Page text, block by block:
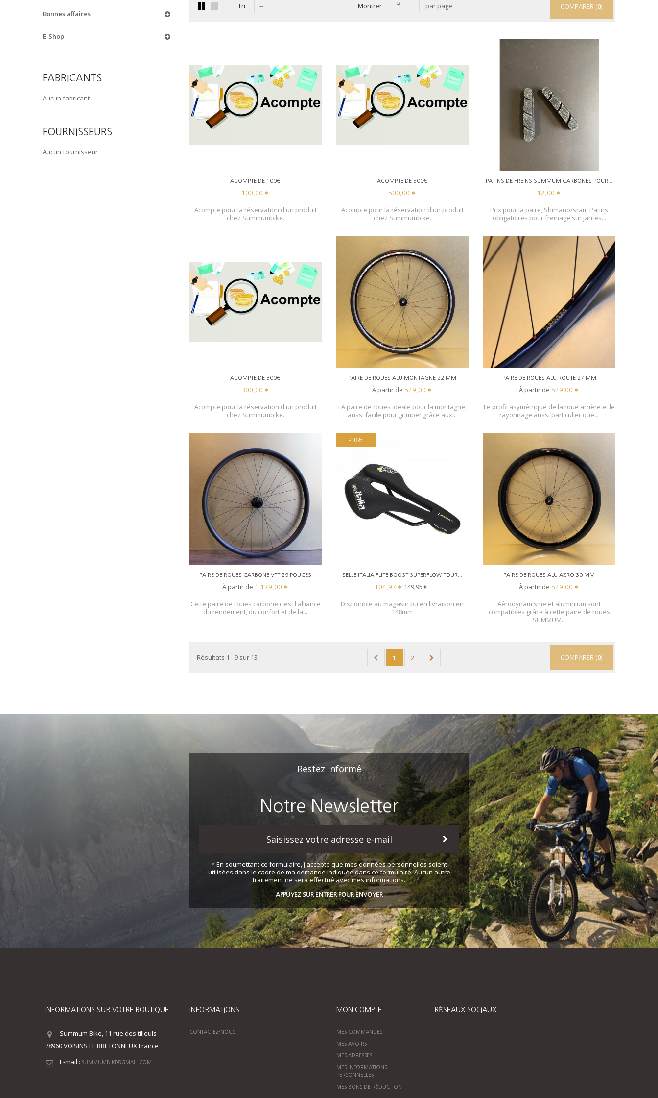
Bonnes affaires
E-Shop
FABRICANTS
Aucun fabricant
FOURNISSEURS
Aucun fournisseur
Tri -- Montrer 9 par page COMPARER (0)
ACOMPTE DE 100€
100,00 €
Acompte pour la réservation d'un produit
chez Summumbike.
ACOMPTE DE 500€
500,00 €
Acompte pour la réservation d'un produit
chez Summumbike.
AJOUTER AU PANIER
PATINS DE FREINS SUMMUM CARBONES POUR...
12,00 €
Prix pour la paire, Shimano/sram Patins
obligatoires pour freinage sur jantes...
ACOMPTE DE 300€
300,00 €
Acompte pour la réservation d'un produit
chez Summumbike.
PAIRE DE ROUES ALU MONTAGNE 22 MM
À partir de 529,00 €
LA paire de roues idéale pour la montagne,
aussi facile pour grimper grâce aux...
PAIRE DE ROUES ALU ROUTE 27 MM
À partir de 529,00 €
Le profil asymétrique de la roue arrière et le
rayonnage aussi particulier que...
PAIRE DE ROUES CARBONE VTT 29 POUCES
À partir de 1 179,00 €
Cette paire de roues carbone c'est l'alliance
du rendement, du confort et de la...
-30%
RUPTURE DE STOCK
SELLE ITALIA FLITE BOOST SUPERFLOW TOUR...
104,97 € 149,95 €
Disponible au magasin ou en livraison en
148mm
PAIRE DE ROUES ALU AÉRO 30 MM
À partir de 529,00 €
Aérodynamisme et aluminium sont
compatibles grâce à cette paire de roues
SUMMUM...
COMPARER (0)
1 2
Résultats 1 - 9 sur 13.
Restez informé
Notre Newsletter
* En soumettant ce formulaire, j'accepte que mes données personnelles soient
utilisées dans le cadre de ma demande indiquée dans ce formulaire. Aucun autre
traitement ne sera effectué avec mes informations.
APPUYEZ SUR ENTRER POUR ENVOYER
INFORMATIONS SUR VOTRE BOUTIQUE
Summum Bike, 11 rue des tilleuls
78960 VOISINS LE BRETONNEUX France
E-mail : SUMMUMBIKE@GMAIL.COM
INFORMATIONS
CONTACTEZ-NOUS
MON COMPTE
MES COMMANDES
MES AVOIRS
MES ADRESSES
MES INFORMATIONS
PERSONNELLES
MES BONS DE RÉDUCTION
RÉSEAUX SOCIAUX